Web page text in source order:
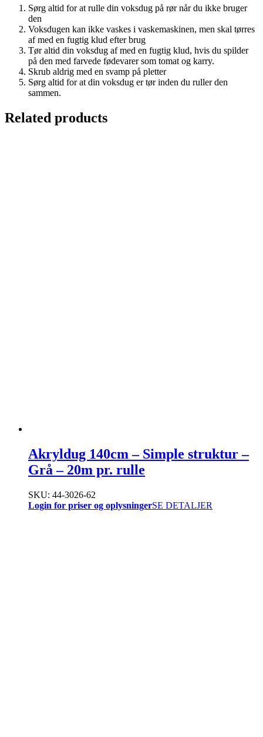
Sørg altid for at rulle din voksdug på rør når du ikke bruger
den
Voksdugen kan ikke vaskes i vaskemaskinen, men skal tørres
af med en fugtig klud efter brug
Tør altid din voksdug af med en fugtig klud, hvis du spilder
på den med farvede fødevarer som tomat og karry.
Skrub aldrig med en svamp på pletter
Sørg altid for at din voksdug er tør inden du ruller den
sammen.
Related products
Akryldug 140cm – Simple struktur –
Grå – 20m pr. rulle
SKU: 44-3026-62
Login for priser og oplysningerSE DETALJER